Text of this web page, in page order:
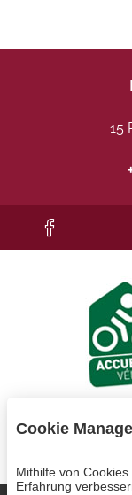
15
Each BWH℠
Cookie
Mithilfe von
Erfahrung